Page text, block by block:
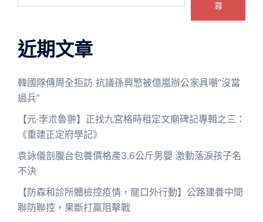
尋
近期文章
韓國隊傳周全拒訪 抗議孫興慜被億嵐辦公家具嘲“沒當
過兵”
【元·孛朮魯翀】正找九宮格時租定文廟碑記專輯之三：
《重建正定府學記》
袁詠儀剖腹台包養價格產3.6公斤男嬰 激動落淚孩子名
不決
【防森和診所體檢控疫情，龍口外行動】公路建養中間
聯防聯控，果斷打贏阻擊戰